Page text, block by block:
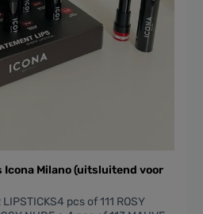
Milano (uitsluitend voor
pcs of 111 ROSY